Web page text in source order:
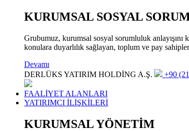
KURUMSAL SOSYAL
Grubumuz, kurumsal sosyal sorumluluk anlayışını
konulara duyarlılık sağlayan, toplum ve pay
Devamı
DERLÜKS YATIRIM HOLDİNG A.Ş.
+90
FAALİYET ALANLARI
YATIRIMCI İLİŞKİLERİ
KURUMSAL YÖNETİM